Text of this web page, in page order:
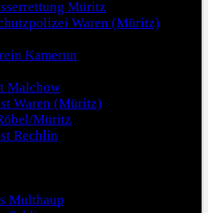
Müritz
Waren (Müritz)
Kamerun
Malchow
Waren (Müritz)
Müritz
Rechlin
Multhaup